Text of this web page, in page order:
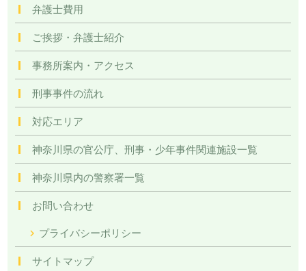
弁護士費用
ご挨拶・弁護士紹介
事務所案内・アクセス
刑事事件の流れ
対応エリア
神奈川県の官公庁、刑事・少年事件関連施設一覧
神奈川県内の警察署一覧
お問い合わせ
プライバシーポリシー
サイトマップ